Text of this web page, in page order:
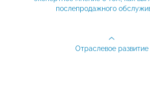
послепродажного
Отраслевое развитие